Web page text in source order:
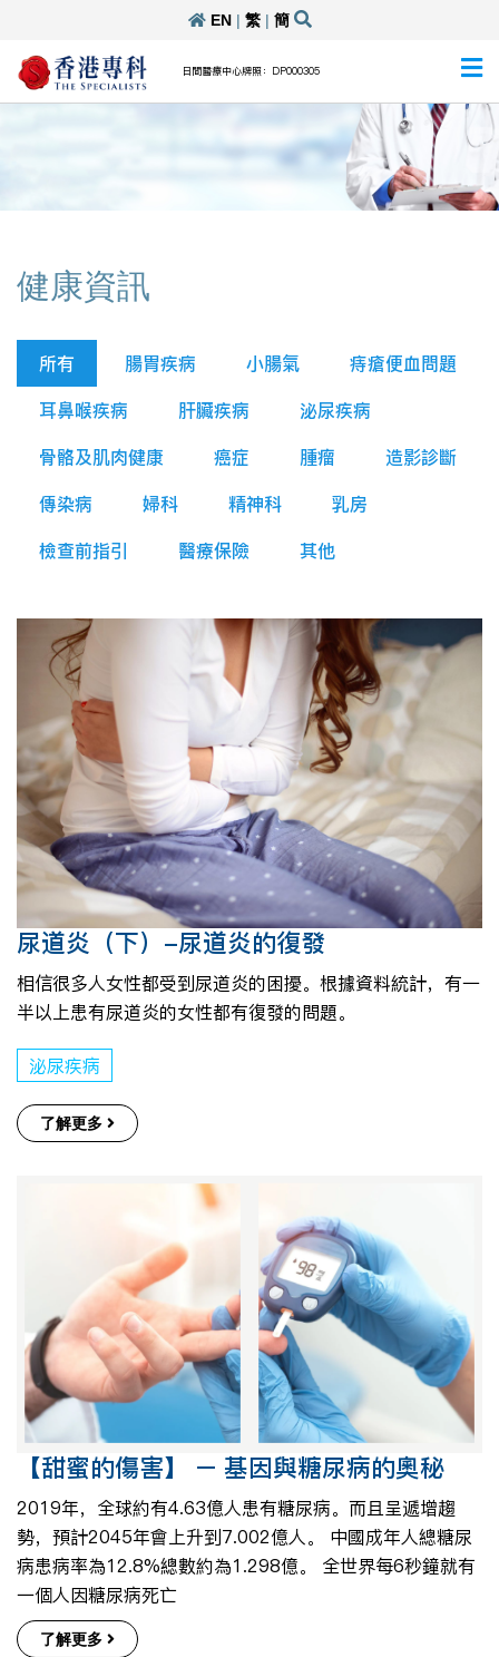
EN| 繁| 簡
日間醫療中心牌照：DP000305
健康資訊
所有 腸胃疾病 小腸氣
痔瘡便血問題
耳鼻喉疾病
肝臟疾病
泌尿疾病
骨骼及肌肉健康
癌症 腫瘤
造影診斷
傳染病
婦科 精神科
乳房
檢查前指引
醫療保險 其他
尿道炎（下）-尿道炎的復發
相信很多人女性都受到尿道炎的困擾。根據資料統計，有一
半以上患有尿道炎的女性都有復發的問題。
泌尿疾病
了解更多
【甜蜜的傷害】 – 基因與糖尿病的奧秘
2019年，全球約有4.63億人患有糖尿病。而且呈遞增趨
勢，預計2045年會上升到7.002億人。 中國成年人總糖尿
病患病率為12.8%總數約為1.298億。 全世界每6秒鐘就有
一個人因糖尿病死亡
了解更多